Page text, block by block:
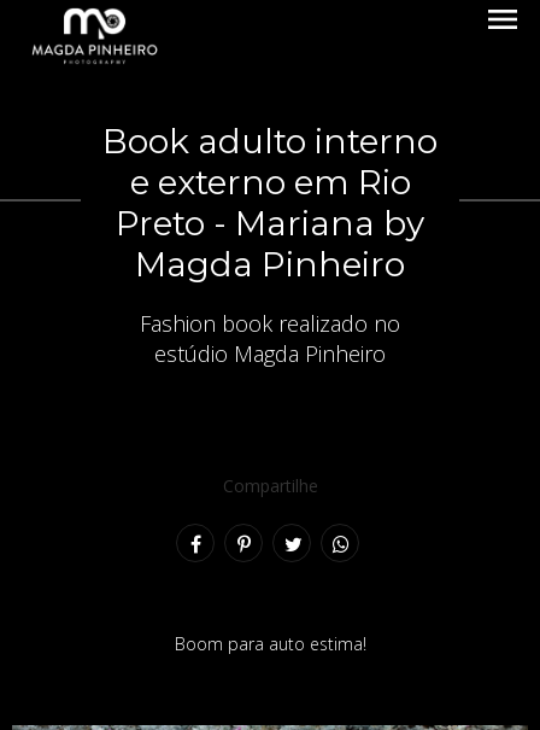
menu
Book adulto interno
e externo em Rio
Preto - Mariana by
Magda Pinheiro
Fashion book realizado no
estúdio Magda Pinheiro
Compartilhe
Boom para auto estima!